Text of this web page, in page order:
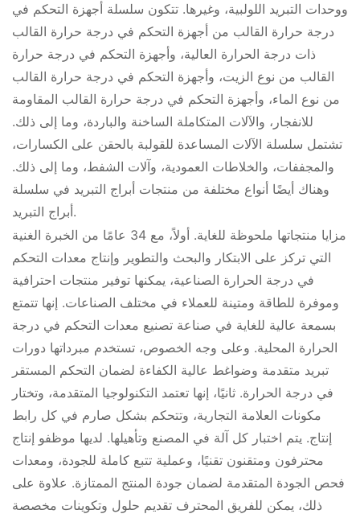
ووحدات التبريد اللولبية، وغيرها. تتكون سلسلة أجهزة التحكم في
درجة حرارة القالب من أجهزة التحكم في درجة حرارة القالب
ذات درجة الحرارة العالية، وأجهزة التحكم في درجة حرارة
القالب من نوع الزيت، وأجهزة التحكم في درجة حرارة القالب
من نوع الماء، وأجهزة التحكم في درجة حرارة القالب المقاومة
للانفجار، والآلات المتكاملة الساخنة والباردة، وما إلى ذلك.
تشتمل سلسلة الآلات المساعدة للقولبة بالحقن على الكسارات،
والمجففات، والخلاطات العمودية، وآلات الشفط، وما إلى ذلك.
وهناك أيضًا أنواع مختلفة من منتجات أبراج التبريد في سلسلة
أبراج التبريد.
مزايا منتجاتها ملحوظة للغاية. أولاً، مع 34 عامًا من الخبرة الغنية
التي تركز على الابتكار والبحث والتطوير وإنتاج معدات التحكم
في درجة الحرارة الصناعية، يمكنها توفير منتجات احترافية
وموفرة للطاقة ومتينة للعملاء في مختلف الصناعات. إنها تتمتع
بسمعة عالية للغاية في صناعة تصنيع معدات التحكم في درجة
الحرارة المحلية. وعلى وجه الخصوص، تستخدم مبرداتها دورات
تبريد متقدمة وضواغط عالية الكفاءة لضمان التحكم المستقر
في درجة الحرارة. ثانيًا، إنها تعتمد التكنولوجيا المتقدمة، وتختار
مكونات العلامة التجارية، وتتحكم بشكل صارم في كل رابط
إنتاج. يتم اختبار كل آلة في المصنع وتأهيلها. لديها موظفو إنتاج
محترفون ومتقنون تقنيًا، وعملية تتبع كاملة للجودة، ومعدات
فحص الجودة المتقدمة لضمان جودة المنتج الممتازة. علاوة على
ذلك، يمكن للفريق المحترف تقديم حلول وتكوينات مخصصة